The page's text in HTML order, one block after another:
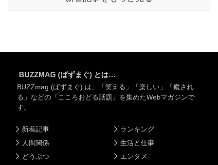
BUZZMAG (ばずまぐ) とは…
BUZZmag (ばずまぐ) は、「笑える」「楽しい」「癒され
る」などの『こころおどる話題』を集めたWebマガジンで
す。
新着記事
人間関係
どうぶつ
ランキング
生活と仕事
エンタメ